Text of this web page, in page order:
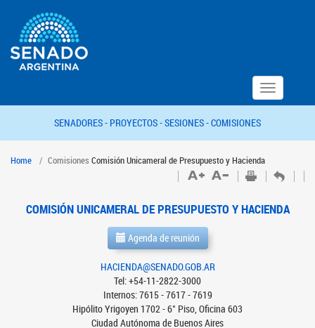
Toggle
navigation
SENADORES - PROYECTOS -SESIONES -COMISIONES
Home Comisiones Comisión Unicameral de Presupuesto y Hacienda
COMISIÓN UNICAMERAL DE PRESUPUESTO Y HACIENDA
Agenda de reunión
HACIENDA@SENADO.GOB.AR
Tel: +54-11-2822-3000
Internos: 7615 - 7617 - 7619
Hipólito Yrigoyen 1702 - 6° Piso, Oficina 603
Ciudad Autónoma de Buenos Aires